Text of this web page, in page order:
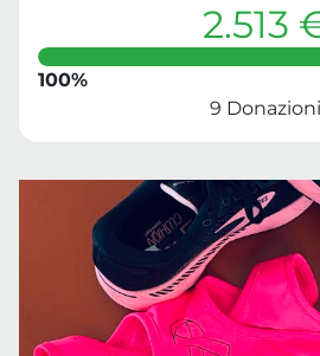
2.513
100%
9 Donazioni